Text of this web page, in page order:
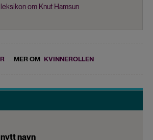
om Knut Hamsun
MER OM KVINNEROLLEN
navn